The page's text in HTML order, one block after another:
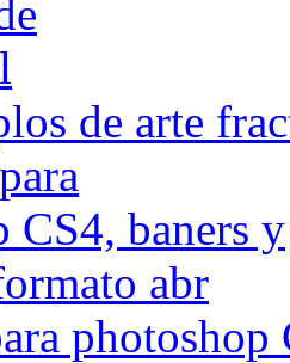
de arte